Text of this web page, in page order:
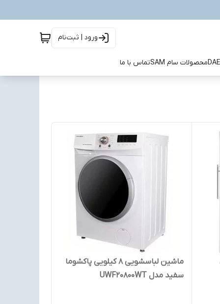
ورود | ثبت‌نام
محصولات سام SAM تماس با ما
ماشین لباسشویی 8 کیلویی پاکشوما
سفید مدل UWF20800WT